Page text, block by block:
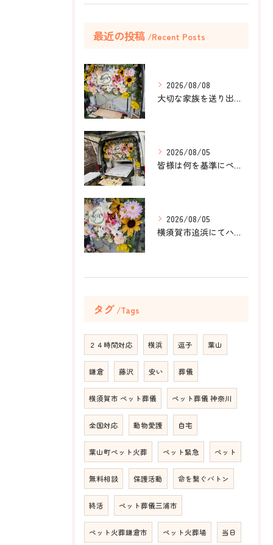
最近の投稿 Recent Posts
2026/08/08
大切な家族を送り出すお手伝いをしました。
2026/08/05
皆様は何を基準にペット葬儀社を選びますか？
2026/08/05
横須賀市追浜にてハムスターのみかんちゃんのペット火葬のお手伝...
タグ Tags
２４時間対応 横浜 逗子 葉山
鎌倉 藤沢 安い 葬儀
横須賀市 ペット葬儀 ペット葬儀 神奈川
全国対応 動物愛護 自宅
葉山町ペット火葬 ペット緊急 ペット
無料相談 保護活動 命を繋ぐバトン
終活 ペット葬儀三浦市
ペット火葬鎌倉市 ペット火葬場 当日